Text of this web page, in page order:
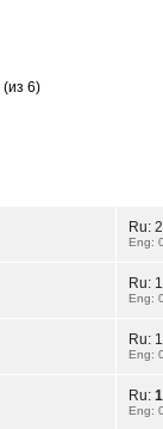
(из 6)
Ru:
Eng:
Ru:
Eng:
Ru:
Eng:
Ru:
Eng: